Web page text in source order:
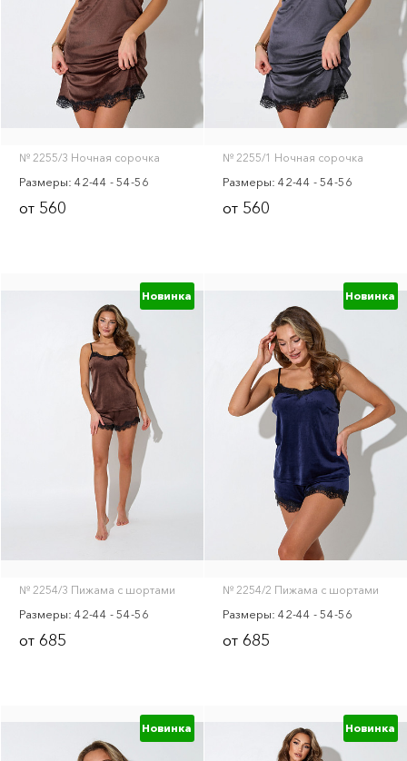
№ 2255/3 Ночная сорочка
Размеры: 42-44 - 54-56
от560
№ 2255/1 Ночная сорочка
Размеры: 42-44 - 54-56
от560
Новинка
№ 2254/3 Пижама с шортами
Размеры: 42-44 - 54-56
от685
Новинка
№ 2254/2 Пижама с шортами
Размеры: 42-44 - 54-56
от685
Новинка Новинка